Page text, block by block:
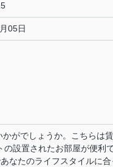
05日
がでしょうか。こちらは
の設置されたお部屋が便利
なたのライフスタイルに合